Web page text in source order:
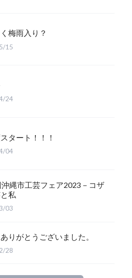
梅雨入り？
15
24
タート！！！
04
縄市工芸フェア2023－コザ
私
03
りがとうございました。
28